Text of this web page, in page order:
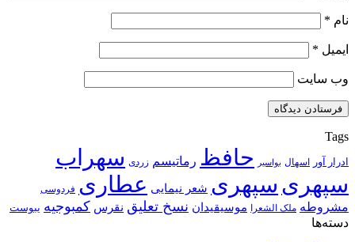
نام *
ایمیل *
وب‌ سایت
Tags
ادرار آور اسهال بواسیر حافظ رماتیسم زردی سهراب
سپهری سپهری شعر نیمایی عطاری فردوسی
مشروطه ملک الشعرا موسیقیدان نسخ تعلیق نقرس کمبوجیه یبوست
دسته‌ها